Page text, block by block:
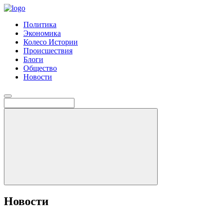
Политика
Экономика
Колесо Истории
Происшествия
Блоги
Общество
Новости
Новости